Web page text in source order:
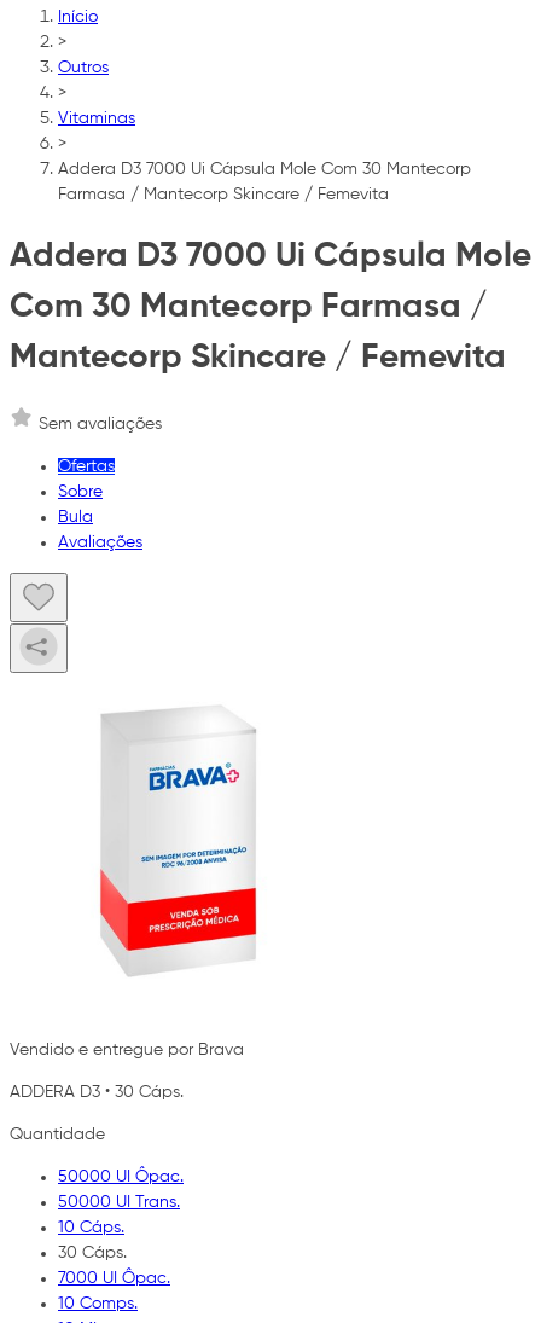
Início
>
Outros
>
Vitaminas
>
Addera D3 7000 Ui Cápsula Mole Com 30 Mantecorp
Farmasa / Mantecorp Skincare / Femevita
Addera D3 7000 Ui Cápsula Mole
Com 30 Mantecorp Farmasa /
Mantecorp Skincare / Femevita
Sem avaliações
Ofertas
Sobre
Bula
Avaliações
Vendido e entregue por Brava
ADDERA D3 • 30 Cáps.
Quantidade
50000 UI Ôpac.
50000 UI Trans.
10 Cáps.
30 Cáps.
7000 UI Ôpac.
10 Comps.